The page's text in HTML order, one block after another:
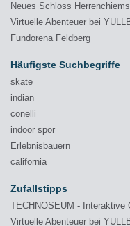
Neues Schloss
Virtuelle Abenteuer bei
Fundorena Feldberg
Häufigste Suchbegriffe
skate
indian
conelli
indoor spor
Erlebnisbauern
california
Zufallstipps
TECHNOSEUM - Interaktive
Virtuelle Abenteuer bei